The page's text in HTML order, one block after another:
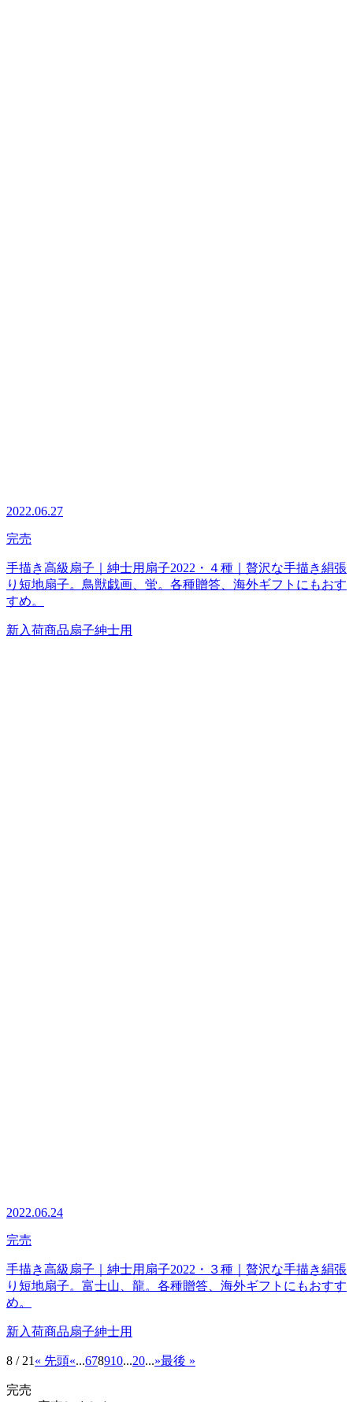
2022.06.27
完売
手描き高級扇子｜紳士用扇子2022・４種｜贅沢な手描き絹張
り短地扇子。鳥獣戯画、蛍。各種贈答、海外ギフトにもおす
すめ。
新入荷商品扇子紳士用
2022.06.24
完売
手描き高級扇子｜紳士用扇子2022・３種｜贅沢な手描き絹張
り短地扇子。富士山、龍。各種贈答、海外ギフトにもおすす
め。
新入荷商品扇子紳士用
8 / 21 « 先頭«...678910...20...»最後 »
完売